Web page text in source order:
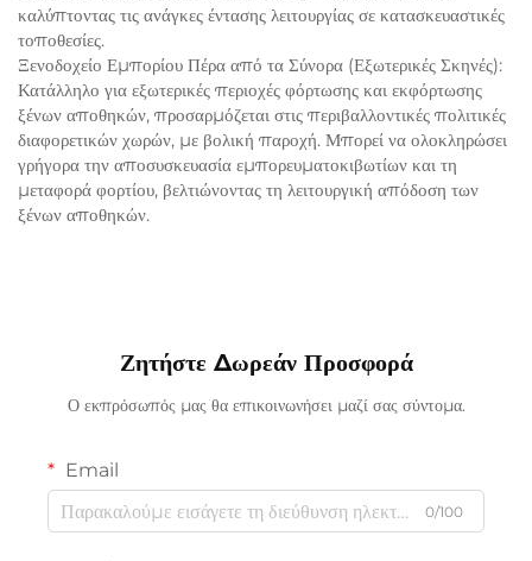
καλύπτοντας τις ανάγκες έντασης λειτουργίας σε κατασκευαστικές
τοποθεσίες.
Ξενοδοχείο Εμπορίου Πέρα από τα Σύνορα (Εξωτερικές Σκηνές):
Κατάλληλο για εξωτερικές περιοχές φόρτωσης και εκφόρτωσης
ξένων αποθηκών, προσαρμόζεται στις περιβαλλοντικές πολιτικές
διαφορετικών χωρών, με βολική παροχή. Μπορεί να ολοκληρώσει
γρήγορα την αποσυσκευασία εμπορευματοκιβωτίων και τη
μεταφορά φορτίου, βελτιώνοντας τη λειτουργική απόδοση των
ξένων αποθηκών.
Ζητήστε Δωρεάν Προσφορά
Ο εκπρόσωπός μας θα επικοινωνήσει μαζί σας σύντομα.
Email
0/100